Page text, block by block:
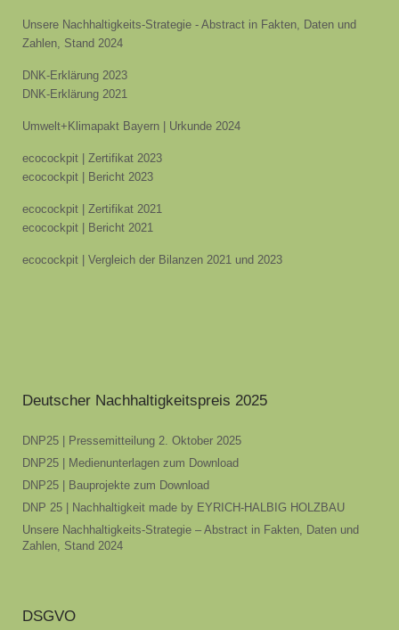
Unsere Nachhaltigkeits-Strategie - Abstract in Fakten, Daten und
Zahlen, Stand 2024
DNK-Erklärung 2023
DNK-Erklärung 2021
Umwelt+Klimapakt Bayern | Urkunde 2024
ecocockpit | Zertifikat 2023
ecocockpit | Bericht 2023
ecocockpit | Zertifikat 2021
ecocockpit | Bericht 2021
ecocockpit | Vergleich der Bilanzen 2021 und 2023
Deutscher Nachhaltigkeitspreis 2025
DNP25 | Pressemitteilung 2. Oktober 2025
DNP25 | Medienunterlagen zum Download
DNP25 | Bauprojekte zum Download
DNP 25 | Nachhaltigkeit made by EYRICH-HALBIG HOLZBAU
Unsere Nachhaltigkeits-Strategie – Abstract in Fakten, Daten und
Zahlen, Stand 2024
DSGVO